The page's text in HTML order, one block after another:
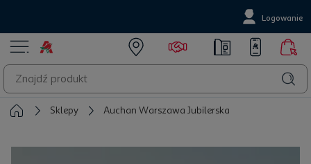
Logowanie
Sklepy Auchan Warszawa Jubilerska